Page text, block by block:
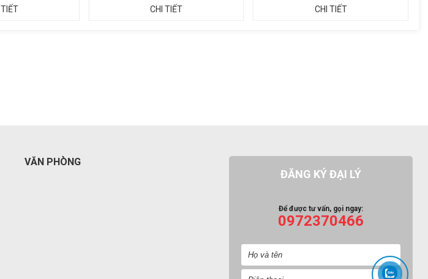
CHI TIẾT CHI TIẾT CHI TIẾT
VĂN PHÒNG
ĐĂNG KÝ ĐẠI LÝ
Để được tư vấn, gọi ngay:
0972370466